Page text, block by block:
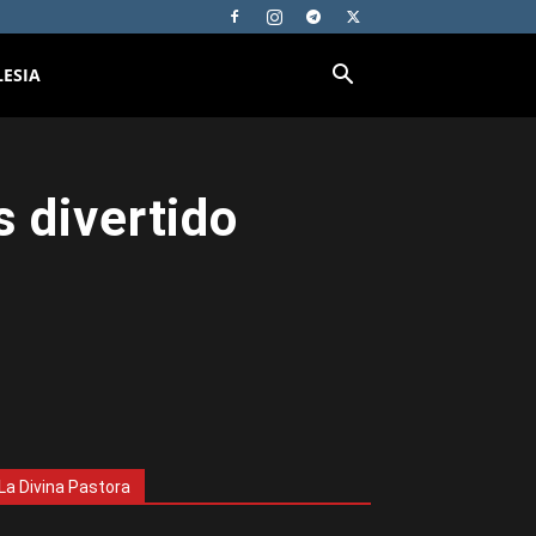
divertido
La Divina Pastora